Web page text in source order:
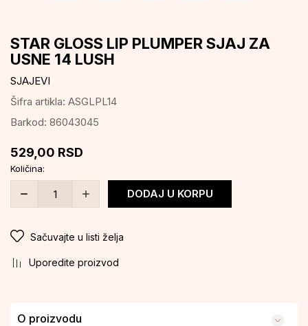
STAR GLOSS LIP PLUMPER SJAJ ZA
USNE 14 LUSH
SJAJEVI
Šifra artikla: ASGLPL14
Barkod: 86043045
529,00 RSD
Količina:
DODAJ U KORPU
Sačuvajte u listi želja
Uporedite proizvod
O proizvodu